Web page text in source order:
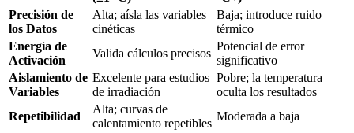
Precisión de
los Datos
Alta; aísla las variables
cinéticas
Baja; introduce ruido
térmico
Energía de
Activación
Valida cálculos precisos
Potencial de error
significativo
Aislamiento de
Variables
Excelente para estudios
de irradiación
Pobre; la temperatura
oculta los resultados
Repetibilidad
Alta; curvas de
calentamiento repetibles
Moderada a baja